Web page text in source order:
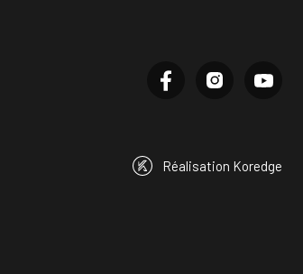
Réalisation Koredge